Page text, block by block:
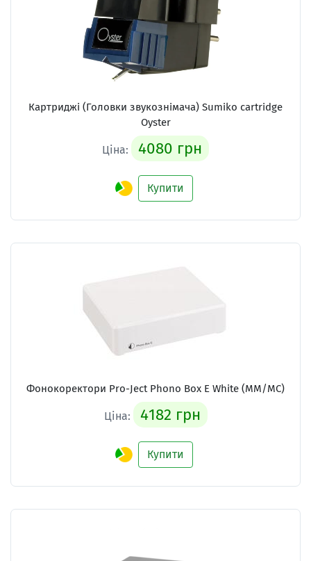
Картриджі (Головки звукознімача) Sumiko cartridge
Oyster
Ціна: 4080 грн
Купити
Фонокоректори Pro-Ject Phono Box E White (MM/MC)
Ціна: 4182 грн
Купити